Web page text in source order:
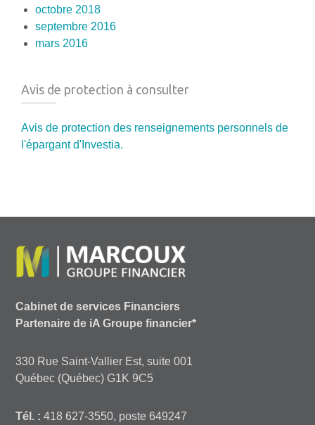
octobre 2018
septembre 2016
mars 2016
Avis de protection à consulter
Avis de protection des renseignements personnels de
l'épargant d'Investia.
Cabinet de services Financiers
Partenaire de iA Groupe financier*
330 Rue Saint-Vallier Est, suite 001
Québec (Québec) G1K 9C5
Tél. : 418 627-3550, poste 649247